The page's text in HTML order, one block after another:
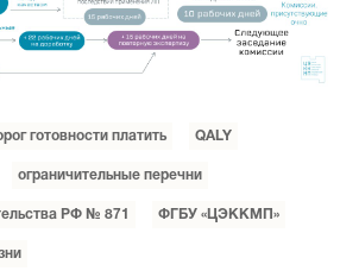
готовности платить QALY
ограничительные перечни
РФ № 871 ФГБУ «ЦЭККМП»